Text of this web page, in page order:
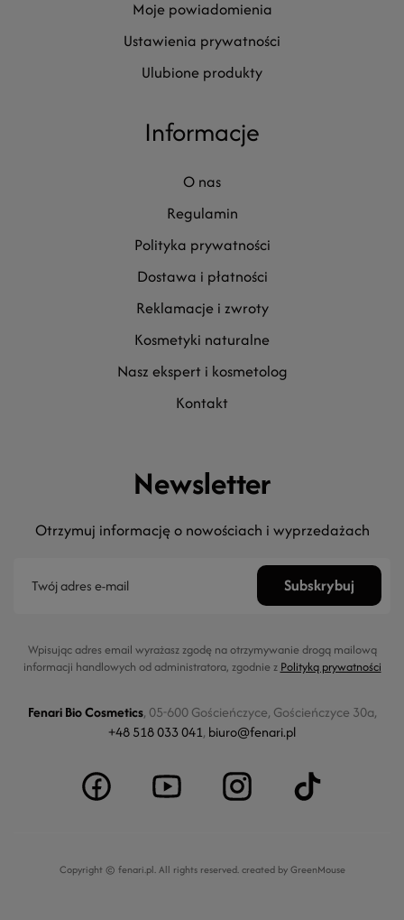
Informacje
o nas
regulamin
polityka prywatności
dostawa i płatności
reklamacje i zwroty
kosmetyki naturalne
nasz ekspert i kosmetolog
kontakt
Newsletter
Otrzymuj informację o nowościach i wyprzedażach
Wpisując adres email wyrażasz zgodę na otrzymywanie drogą mailową
informacji handlowych od administratora, zgodnie z Polityką prywatności
Fenari Bio Cosmetics, 05-600 Gościeńczyce, Gościeńczyce 30a,
+48 518 033 041, biuro@fenari.pl
moje powiadomienia
ustawienia prywatności
ulubione produkty
Copyright © fenari.pl. All rights reserved.created by GreenMouse